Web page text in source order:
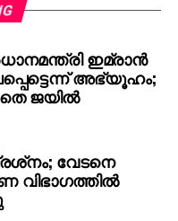
പങ്കെടുത്തു.
ഭാസിയും
ഫിലിം
ന് പുറത്തിറക്കുന്നത്.
ഇമ്രാന്‍
അഭ്യൂഹം;
ജയില്‍
വേടനെ
വിഭാഗത്തില്‍